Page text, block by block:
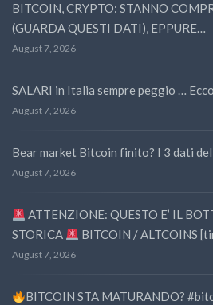
BITCOIN, CRYPTO: STANNO
(GUARDA QUESTI DATI), EPPURE…
August 7, 2026
SALARI in Italia sempre peggio …
August 7, 2026
Bear market Bitcoin finito? I 3 dati
August 7, 2026
ATTENZIONE: QUESTO E’ IL
STORICA
BITCOIN / ALTCOINS
August 7, 2026
BITCOIN STA MATURANDO?